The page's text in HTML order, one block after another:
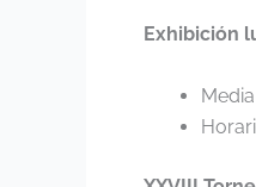
Exhibición